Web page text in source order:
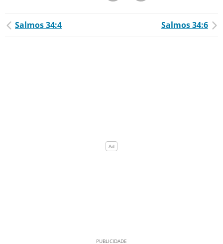
Salmos 34:4 Salmos 34:6